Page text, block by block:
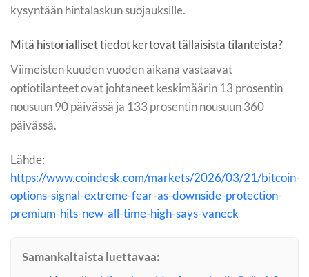
kysyntään hintalaskun suojauksille.
Mitä historialliset tiedot kertovat tällaisista tilanteista?
Viimeisten kuuden vuoden aikana vastaavat
optiotilanteet ovat johtaneet keskimäärin 13 prosentin
nousuun 90 päivässä ja 133 prosentin nousuun 360
päivässä.
Lähde:
https://www.coindesk.com/markets/2026/03/21/bitcoin-
options-signal-extreme-fear-as-downside-protection-
premium-hits-new-all-time-high-says-vaneck
Samankaltaista luettavaa: